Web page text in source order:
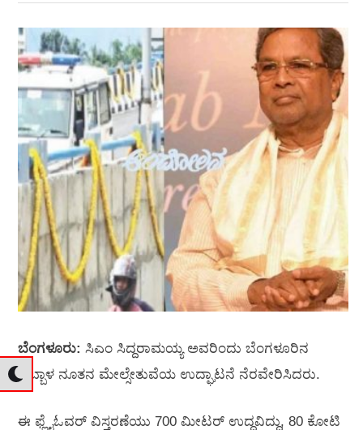
ಬೆಂಗಳೂರು: ಸಿಎಂ ಸಿದ್ದರಾಮಯ್ಯ ಅವರಿಂದು ಬೆಂಗಳೂರಿನ
ಹೆಬ್ಬಾಳ ನೂತನ ಮೇಲ್ಸೇತುವೆಯ ಉದ್ಘಾಟನೆ ನೆರವೇರಿಸಿದರು.
ಈ ಫ್ಲೈಓವರ್‌ ವಿಸ್ತರಣೆಯು 700 ಮೀಟರ್‌ ಉದ್ದವಿದ್ದು, 80 ಕೋಟಿ